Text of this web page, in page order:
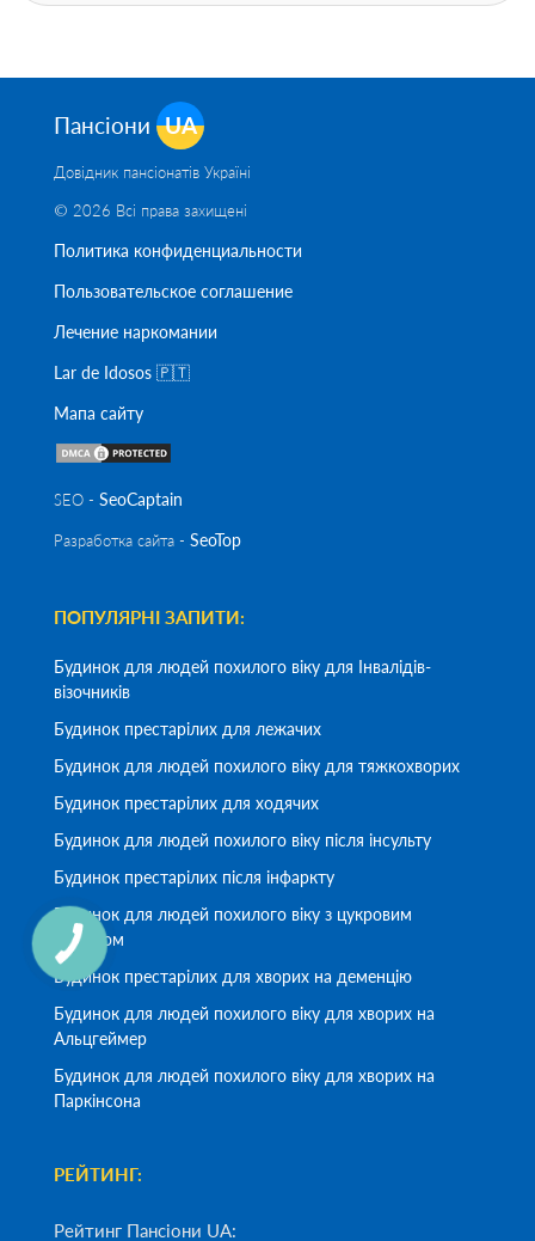
Пансіони UA
Довідник пансіонатів Україні
© 2026 Всі права захищені
Политика конфиденциальности
Пользовательское соглашение
Лечение наркомании
Lar de Idosos 🇵🇹
Мапа сайту
SEO - SeoСaptain
Разработка сайта - SeoTop
ПОПУЛЯРНІ ЗАПИТИ:
Будинок для людей похилого віку для Інвалідів-
візочників
Будинок престарілих для лежачих
Будинок для людей похилого віку для тяжкохворих
Будинок престарілих для ходячих
Будинок для людей похилого віку після інсульту
Будинок престарілих після інфаркту
Будинок для людей похилого віку з цукровим
діабетом
Будинок престарілих для хворих на деменцію
Будинок для людей похилого віку для хворих на
Альцгеймер
Будинок для людей похилого віку для хворих на
Паркінсона
РЕЙТИНГ:
Рейтинг Пансіони UA: